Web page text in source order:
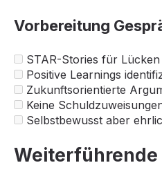
Vorbereitung
STAR-Stories für
Positive Learnings
Zukunftsorientierte
Keine
Selbstbewusst aber
Weiterführende